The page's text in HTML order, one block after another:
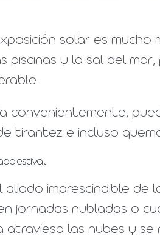
solar es mucho
piscinas y la sal del
convenientemente,
tirantez e incluso
estival
imprescindible de
jornadas nubladas o
las nubes y se